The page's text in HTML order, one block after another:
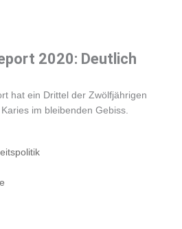
2020: Deutlich
hat ein Drittel der Zwölfjährigen
im bleibenden Gebiss.